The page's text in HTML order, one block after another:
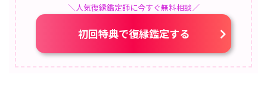
＼人気復縁鑑定師に今すぐ無料相談／
初回特典で復縁鑑定する